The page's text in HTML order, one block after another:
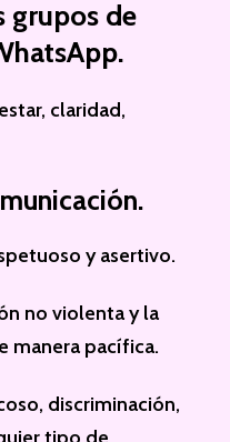
grupos de
claridad,
y asertivo.
no violenta y la
manera pacífica.
discriminación,
tipo de